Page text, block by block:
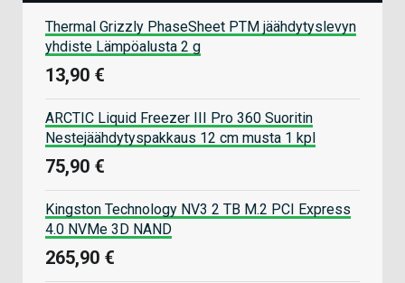
Thermal Grizzly PhaseSheet PTM jäähdytyslevyn
yhdiste Lämpöalusta 2 g
13,90 €
ARCTIC Liquid Freezer III Pro 360 Suoritin
Nestejäähdytyspakkaus 12 cm musta 1 kpl
75,90 €
Kingston Technology NV3 2 TB M.2 PCI Express
4.0 NVMe 3D NAND
265,90 €